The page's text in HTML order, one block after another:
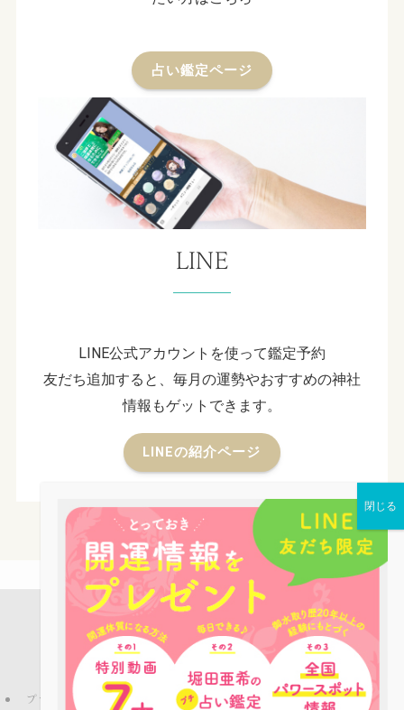
占い鑑定ページ
LINE
LINE公式アカウントを使って鑑定予約
友だち追加すると、毎月の運勢やおすすめの神社
情報もゲットできます。
LINEの紹介ページ
店舗案内 占い鑑定 パワーストーン
お役立ち情報
ピーコックLINE公式アカウントのご紹介
ブログ
プライバシーポリシー
特定商取引法 ご利用規約 お問い合わせ